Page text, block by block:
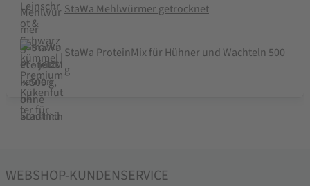
StaWa Mehlwürmer getrocknet
StaWa ProteinMix für Hühner und Wachteln 500
g
WEBSHOP-KUNDENSERVICE